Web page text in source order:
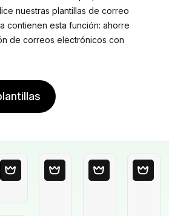
nuestras plantillas de correo
contienen esta función: ahorre
de correos electrónicos con